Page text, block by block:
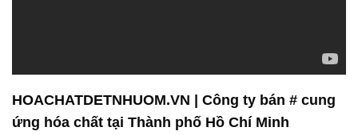
HOACHATDETNHUOM.VN | Công ty bán # cung
ứng hóa chất tại Thành phố Hồ Chí Minh